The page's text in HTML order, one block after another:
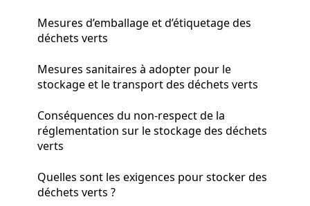
Mesures d’emballage et d’étiquetage des
déchets verts
Mesures sanitaires à adopter pour le
stockage et le transport des déchets verts
Conséquences du non-respect de la
réglementation sur le stockage des déchets
verts
Quelles sont les exigences pour stocker des
déchets verts ?